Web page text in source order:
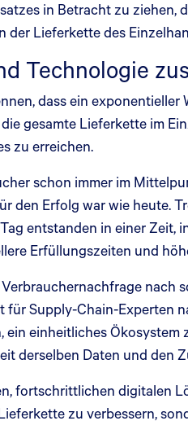
in Betracht zu
der Lieferkette des
Technologie
dass ein
gesamte Lieferkette im
zu erreichen.
schon immer im
den Erfolg war wie heute.
entstanden in einer Zeit,
Erfüllungszeiten und
nach
für Supply-Chain-Experten
einheitliches
derselben Daten und den
fortschrittlichen digitalen
zu verbessern,